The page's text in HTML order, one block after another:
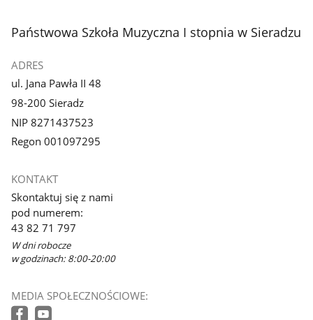
stopka
Państwowa Szkoła Muzyczna I stopnia w Sieradzu
ADRES
ul. Jana Pawła II 48
98-200 Sieradz
NIP 8271437523
Regon 001097295
KONTAKT
Skontaktuj się z nami
pod numerem:
43 82 71 797
W dni robocze
w godzinach: 8:00-20:00
MEDIA SPOŁECZNOŚCIOWE: